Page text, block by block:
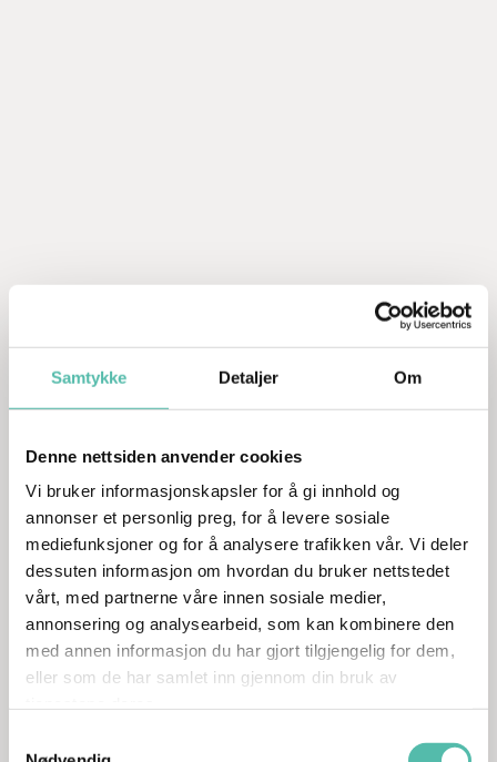
Samtykke Detaljer Om
Denne nettsiden anvender cookies
Vi bruker informasjonskapsler for å gi innhold og
annonser et personlig preg, for å levere sosiale
mediefunksjoner og for å analysere trafikken vår. Vi deler
dessuten informasjon om hvordan du bruker nettstedet
vårt, med partnerne våre innen sosiale medier,
annonsering og analysearbeid, som kan kombinere den
med annen informasjon du har gjort tilgjengelig for dem,
eller som de har samlet inn gjennom din bruk av